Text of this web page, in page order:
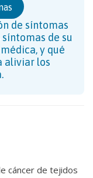
de síntomas
de su
y qué
aliviar los
cáncer de tejidos